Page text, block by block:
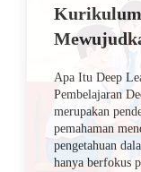
Apa Itu Deep
Pembelajaran
merupakan
pemahaman
pengetahuan
hanya berfokus